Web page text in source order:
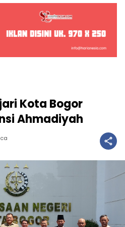
Kota Bogor
Ahmadiyah